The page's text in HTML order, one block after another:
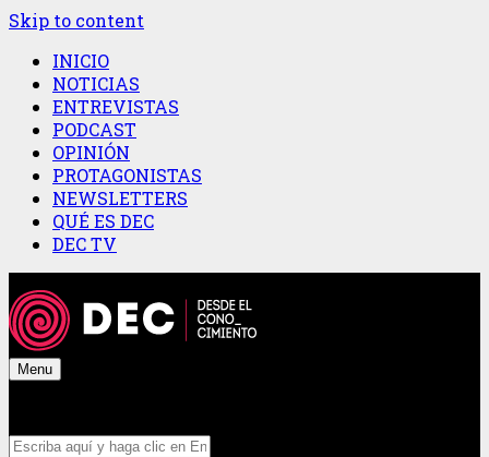
Skip to content
INICIO
NOTICIAS
ENTREVISTAS
PODCAST
OPINIÓN
PROTAGONISTAS
NEWSLETTERS
QUÉ ES DEC
DEC TV
Menu